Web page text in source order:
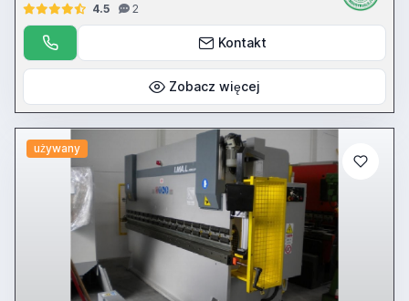
4.5
2
Kontakt
Zobacz więcej
używany